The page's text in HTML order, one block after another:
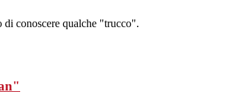
conoscere qualche "trucco".